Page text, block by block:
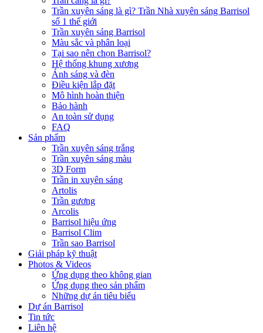
Trần xuyên sáng là gì? Trần Nhà xuyên sáng Barrisol
số 1 thế giới
Trần xuyên sáng Barrisol
Màu sắc và phân loại
Tại sao nên chọn Barrisol?
Hệ thống khung xương
Ánh sáng và đèn
Điều kiện lắp đặt
Mô hình hoàn thiện
Bảo hành
An toàn sử dụng
FAQ
Sản phẩm
Trần xuyên sáng trắng
Trần xuyên sáng màu
3D Form
Trần in xuyên sáng
Artolis
Trần gương
Arcolis
Barrisol hiệu ứng
Barrisol Clim
Trần sao Barrisol
Giải pháp kỹ thuật
Photos & Videos
Ứng dụng theo không gian
Ứng dụng theo sản phẩm
Những dự án tiêu biểu
Dự án Barrisol
Tin tức
Liên hệ